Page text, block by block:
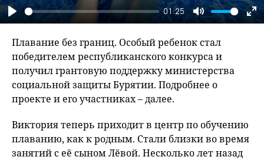
Play
01:25
Mute
Плавание без границ. Особый ребенок стал
победителем республиканского конкурса и
получил грантовую поддержку министерства
социальной защиты Бурятии. Подробнее о
проекте и его участниках – далее.
Виктория теперь приходит в центр по обучению
плаванию, как к родным. Стали близки во время
занятий с её сыном Лёвой. Несколько лет назад